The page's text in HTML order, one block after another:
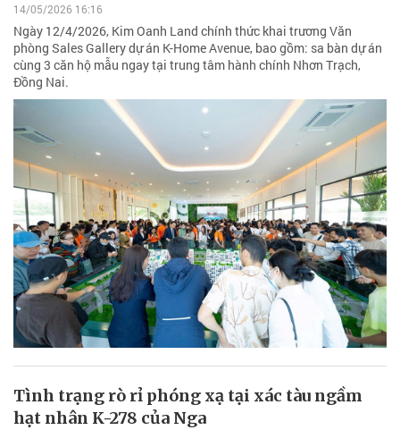
14/05/2026 16:16
Ngày 12/4/2026, Kim Oanh Land chính thức khai trương Văn
phòng Sales Gallery dự án K-Home Avenue, bao gồm: sa bàn dự án
cùng 3 căn hộ mẫu ngay tại trung tâm hành chính Nhơn Trạch,
Đồng Nai.
Tình trạng rò rỉ phóng xạ tại xác tàu ngầm
hạt nhân K-278 của Nga